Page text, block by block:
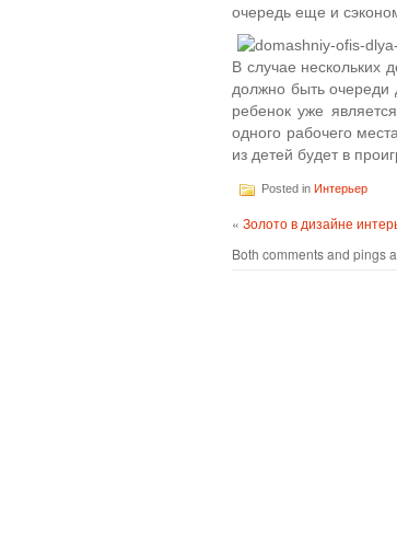
очередь еще и
В случае нескольких
должно быть очереди
ребенок уже
одного рабочего
из детей будет в
Posted in Интерьер
« Золото в дизайне
Both comments and pings